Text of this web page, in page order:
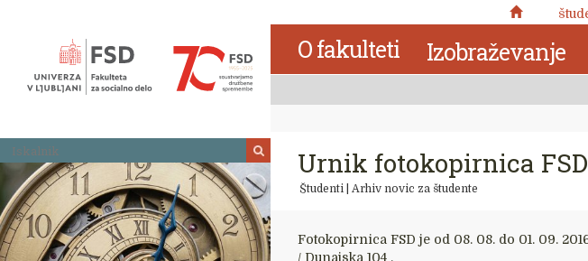
vsebino
O fakulteti Izobraževanje
Urnik fotokopirnica FSD
Študenti Arhiv novic za študente
Fotokopirnica FSD je od 08. 08. do 01. 09.
/ Dunajska 104 .